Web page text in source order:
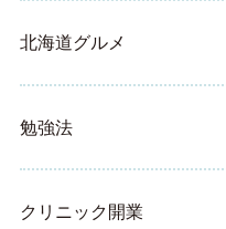
北海道グルメ
勉強法
クリニック開業